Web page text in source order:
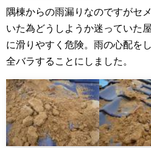
隅棟からの雨漏りなのですがセ
いた為どうしようか迷っていた
に滑りやすく危険。雨の心配を
全バラすることにしました。